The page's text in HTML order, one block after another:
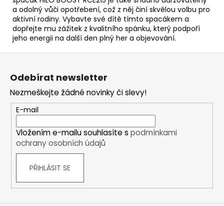
a odolný vůči opotřebení, což z něj činí skvělou volbu pro
aktivní rodiny. Vybavte své dítě tímto spacákem a
dopřejte mu zážitek z kvalitního spánku, který podpoří
jeho energii na další den plný her a objevování.
Z
Odebírat newsletter
Nezmeškejte žádné novinky či slevy!
E-mail
Vložením e-mailu souhlasíte s podmínkami
ochrany osobních údajů
PŘIHLÁSIT SE